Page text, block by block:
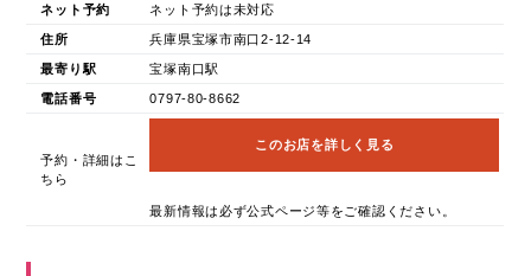
ネット予約 ネット予約は未対応
住所 兵庫県宝塚市南口2-12-14
最寄り駅 宝塚南口駅
電話番号 0797-80-8662
予約・詳細はこ
ちら
このお店を詳しく見る
最新情報は必ず公式ページ等をご確認ください。